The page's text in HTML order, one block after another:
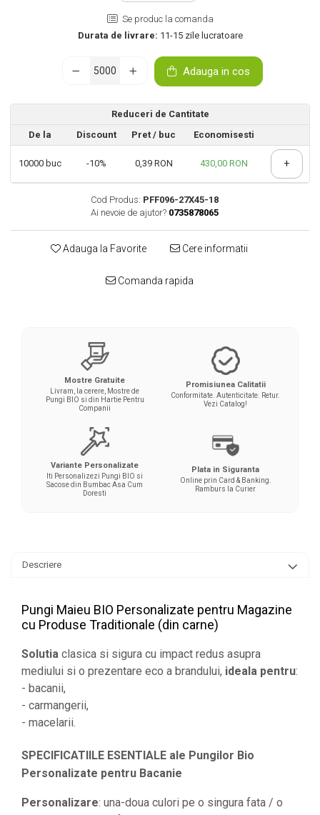
Se produc la comanda
Durata de livrare: 11-15 zile lucratoare
Adauga in cos
Reduceri de Cantitate
De la
Discount Pret / buc Economisesti
10000buc -10% 0,39 RON 430,00 RON +
Cod Produs: PFF096-27X45-18
Ai nevoie de ajutor? 0735878065
Adauga la Favorite Cere informatii
Comanda rapida
Mostre Gratuite
Livram, la cerere, Mostre de
Pungi BIO si din Hartie Pentru
Companii
Promisiunea Calitatii
Conformitate. Autenticitate. Retur.
Vezi Catalog!
Variante Personalizate
Iti Personalizezi Pungi BIO si
Sacose din Bumbac Asa Cum
Doresti
Plata in Siguranta
Online prin Card & Banking.
Ramburs la Curier
Descriere
Pungi Maieu BIO Personalizate pentru Magazine
cu Produse Traditionale (din carne)
Solutia clasica si sigura cu impact redus asupra
mediului si o prezentare eco a brandului, ideala pentru:
- bacanii,
- carmangerii,
- macelarii.
SPECIFICATIILE ESENTIALE ale Pungilor Bio
Personalizate pentru Bacanie
Personalizare: una-doua culori pe o singura fata / o